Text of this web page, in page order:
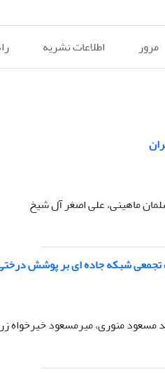
مرور اطلاعات نشریه
ماهینی، علی اصغر آل شیخ
تجمعی شبکه جاده ای بر پوشش
مسعود منوری، میرمسعود خیرخواه